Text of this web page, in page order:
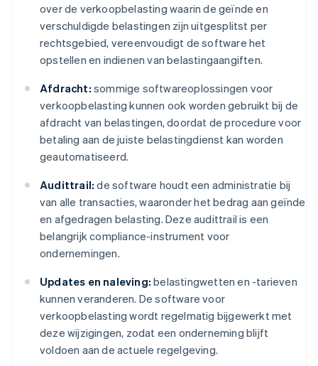
over de verkoopbelasting waarin de geïnde en
verschuldigde belastingen zijn uitgesplitst per
rechtsgebied, vereenvoudigt de software het
opstellen en indienen van belastingaangiften.
Afdracht: sommige softwareoplossingen voor
verkoopbelasting kunnen ook worden gebruikt bij de
afdracht van belastingen, doordat de procedure voor
betaling aan de juiste belastingdienst kan worden
geautomatiseerd.
Audittrail: de software houdt een administratie bij
van alle transacties, waaronder het bedrag aan geïnde
en afgedragen belasting. Deze audittrail is een
belangrijk compliance-instrument voor
ondernemingen.
Updates en naleving: belastingwetten en -tarieven
kunnen veranderen. De software voor
verkoopbelasting wordt regelmatig bijgewerkt met
deze wijzigingen, zodat een onderneming blijft
voldoen aan de actuele regelgeving.